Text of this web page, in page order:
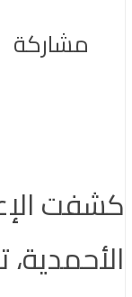
مشاركة
كشفت